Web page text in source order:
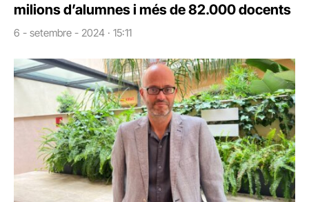
milions d’alumnes i més de 82.000 docents
6 - setembre - 2024 · 15:11